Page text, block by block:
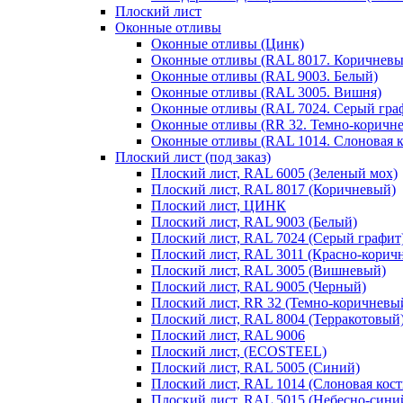
Плоский лист
Оконные отливы
Оконные отливы (Цинк)
Оконные отливы (RAL 8017.
Оконные отливы (RAL 9003. Белый)
Оконные отливы (RAL 3005. Вишня)
Оконные отливы (RAL 7024. Серый
Оконные отливы (RR 32. Темно-
Оконные отливы (RAL 1014. Слоновая
Плоский лист (под заказ)
Плоский лист, RAL 6005 (Зеленый мох)
Плоский лист, RAL 8017 (Коричневый)
Плоский лист, ЦИНК
Плоский лист, RAL 9003 (Белый)
Плоский лист, RAL 7024 (Серый
Плоский лист, RAL 3011 (Красно-
Плоский лист, RAL 3005 (Вишневый)
Плоский лист, RAL 9005 (Черный)
Плоский лист, RR 32 (Темно-
Плоский лист, RAL 8004
Плоский лист, RAL 9006
Плоский лист, (ECOSTEEL)
Плоский лист, RAL 5005 (Синий)
Плоский лист, RAL 1014 (Слоновая
Плоский лист, RAL 5015 (Небесно-